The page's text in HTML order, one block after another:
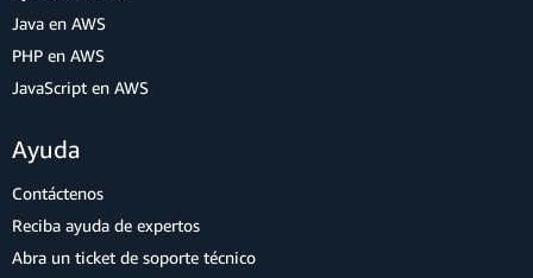
Java en AWS
PHP en AWS
JavaScript en AWS
Ayuda
Contáctenos
Reciba ayuda de expertos
Abra un ticket de soporte técnico